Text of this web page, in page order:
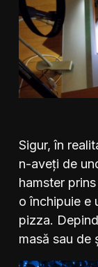
Sigur, în
n-aveți de
hamster
o închipuie e
pizza.
masă sau de